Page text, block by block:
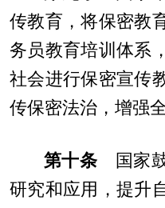
传教育，将保密教
务员教育培训体系
社会进行保密宣传
传保密法治，增强
第十条 国家
研究和应用，提升